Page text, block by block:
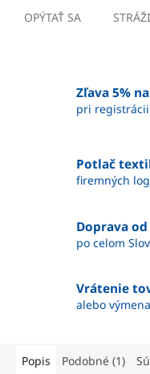
OPÝTAŤ SA
Zľava 5%
pri registrácii
Potlač
firemných
Doprava od
po celom
Vrátenie
alebo
Popis Podobné (1)